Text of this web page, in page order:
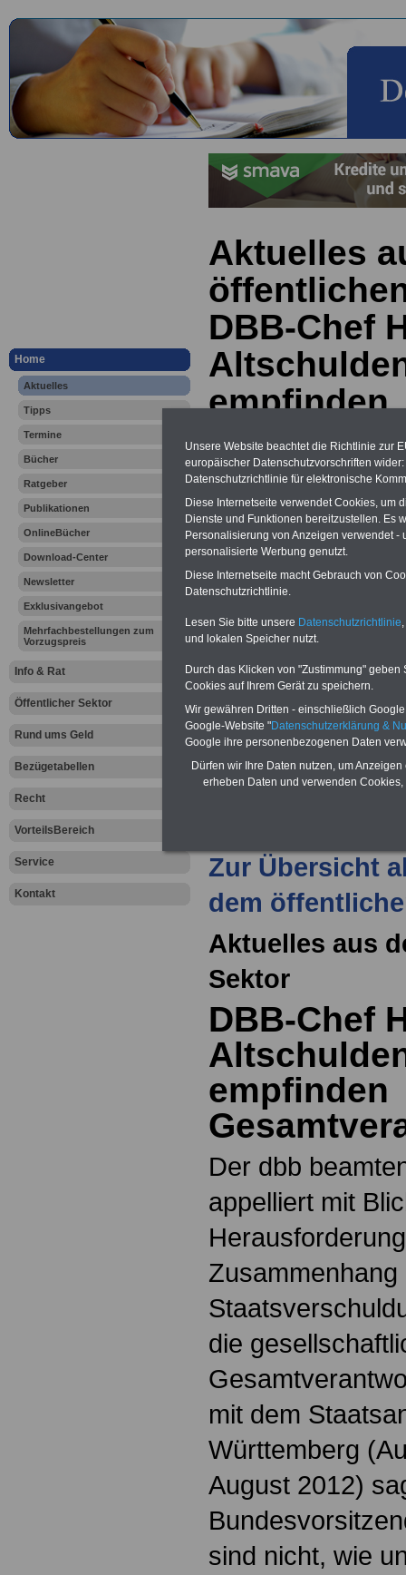
Home
Aktuelles
Tipps
Termine
Bücher
Ratgeber
Publikationen
OnlineBücher
Download-Center
Newsletter
Exklusivangebot
Mehrfachbestellungen zum
Vorzugspreis
Info & Rat
Öffentlicher Sektor
Rund ums Geld
Bezügetabellen
Recht
VorteilsBereich
Service
Kontakt
Aktuelles
DBB-Chef
empfinden
24.08.2012
Vorteile für den
öffentlichen Dienst
Vergleichen und sparen:
Berufsunfähigkeitsabsicherung
Krankenzusatzversicherung
Online-Vergleich Gesetzliche
Zahnzusatzversicherung-
Ihr
den Fall der
Leben
Zur Übersicht
dem
Aktuelles aus
Sektor
DBB-Chef
empfinden
Der dbb
appelliert mit
die
mit dem
Württemberg
August 2012)
sind nicht, wie
Unsere Website beachtet die Richtlinie zur
europäischer Datenschutzvorschriften
Datenschutzrichtlinie für elektronische
Diese Internetseite verwendet Cookies, um
Dienste und Funktionen bereitzustellen. Es
Personalisierung von Anzeigen verwendet
personalisierte Werbung genutzt.
Diese Internetseite macht Gebrauch von
Datenschutzrichtlinie.
Lesen Sie bitte unsere Datenschutzrichtlinie
und lokalen Speicher nutzt.
Durch das Klicken von "Zustimmung"
Cookies auf Ihrem Gerät zu speichern.
Wir gewähren Dritten - einschließlich
Google-Website "Datenschutzerklärung &
Google ihre personenbezogenen Daten
Dürfen wir Ihre Daten nutzen, um
erheben Daten und verwenden